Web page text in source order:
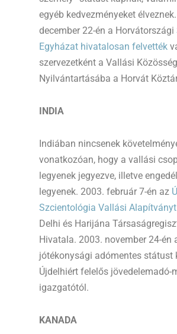
egyéb kedvezményeket
december 22-én a Horvátországi
Egyházat hivatalosan felvették
szervezetként a Vallási
Nyilvántartásába a Horvát
INDIA
Indiában nincsenek
vonatkozóan, hogy a vallási
legyenek jegyezve, illetve
legyenek. 2003. február 7-én az
Szcientológia Vallási
Delhi és Harijána
Hivatala. 2003. november 24-én
jótékonysági adómentes státust
Újdelhiért felelős jövedelemadó-
igazgatótól.
KANADA